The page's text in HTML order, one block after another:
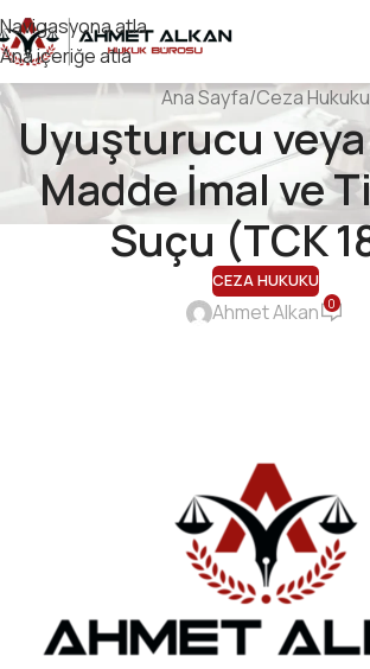
Navigasyona atla
Ana içeriğe atla
Ana Sayfa Ceza Hukuku
Uyuşturucu veya
Madde İmal ve
Suçu (TCK
CEZA HUKUKU
Ahmet Alkan 0